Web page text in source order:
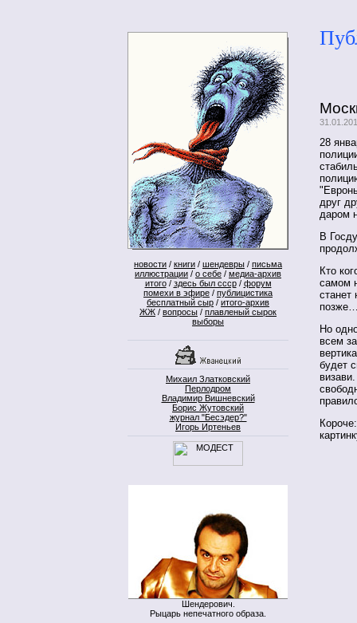
новости / книги / шендевры / письма
иллюстрации / о себе / медиа-архив
итого/ здесь был ссср/ форум
помехи в эфире / публицистика
бесплатный сыр / итого-архив
ЖЖ / вопросы / плавленый сырок
выборы
Михаил Златковский
Перлодром
Владимир Вишневский
Борис Жутовский
журнал "Бесэдер?"
Игорь Иртеньев
Шендерович.
Рыцарь непечатного образа.
28
друг
даром
В
Кто
самом
станет
Но
всем
будет